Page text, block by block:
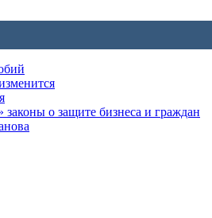
о защите бизнеса и граждан